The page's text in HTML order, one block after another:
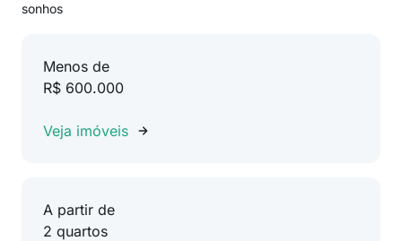
sonhos
Menos de
R$ 600.000
Veja imóveis
A partir de
2 quartos